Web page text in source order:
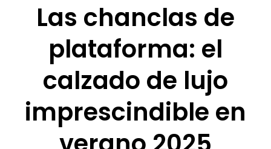
Las chanclas de
plataforma: el
calzado de lujo
imprescindible en